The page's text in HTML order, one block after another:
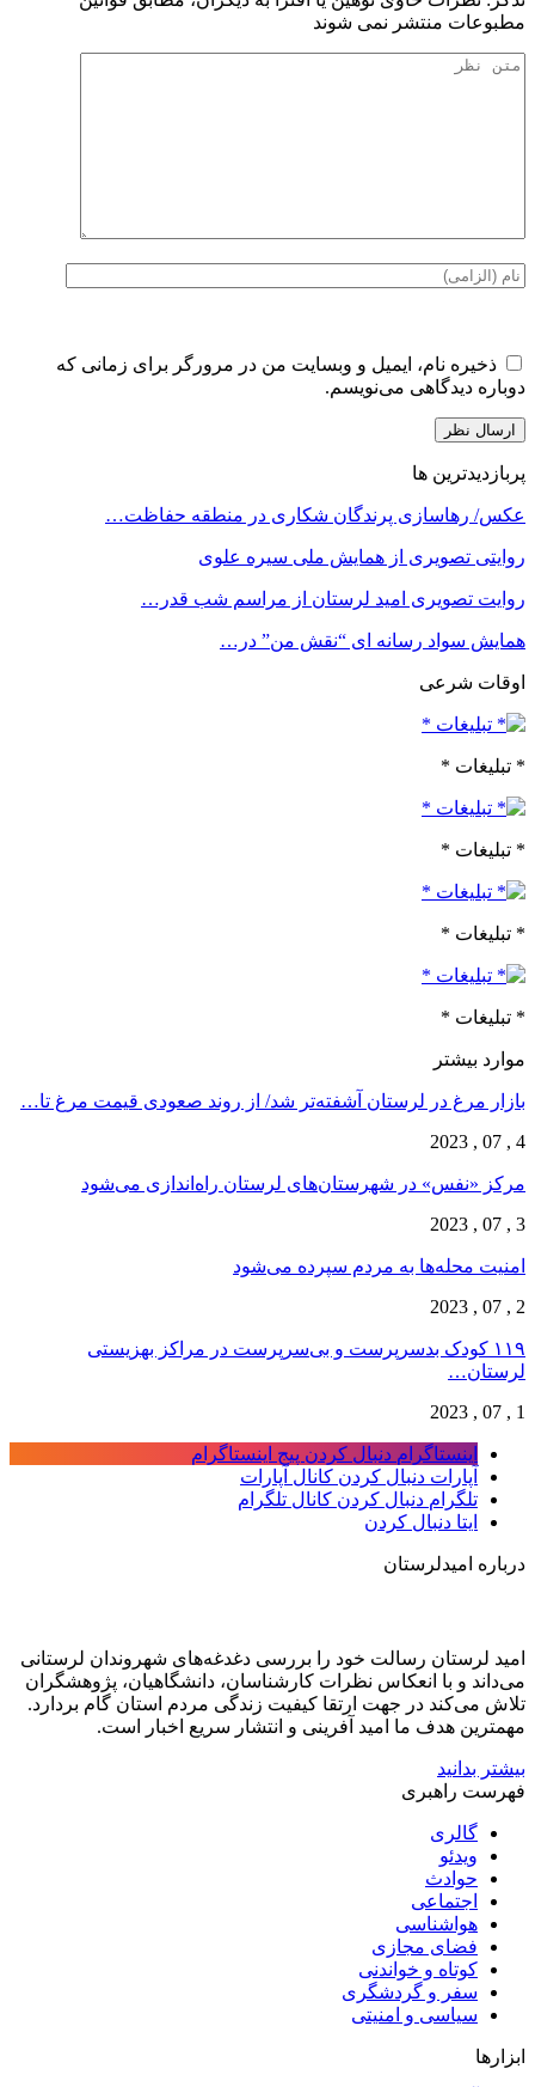
مطبوعات منتشر نمی شوند
ذخیره نام، ایمیل و وبسایت من در مرورگر برای زمانی که
دوباره دیدگاهی می‌نویسم.
پربازدیدترین ها
عکس/ رهاسازی پرندگان شکاری در منطقه حفاظت…
روایتی تصویری از همایش ملی سیره علوی
روایت تصویری امید لرستان از مراسم شب قدر…
همایش سواد رسانه ای “نقش من” در…
اوقات شرعی
* تبلیغات *
* تبلیغات *
* تبلیغات *
* تبلیغات *
موارد بیشتر
بازار مرغ در لرستان آشفته‌تر شد/ از روند صعودی قیمت مرغ تا…
4 , 07 , 2023
مرکز «نفس» در شهرستان‌های لرستان راه‌اندازی می‌شود
3 , 07 , 2023
امنیت محله‌ها به مردم سپرده می‌شود
2 , 07 , 2023
۱۱۹ کودک بدسرپرست و بی‌سرپرست در مراکز بهزیستی
لرستان…
1 , 07 , 2023
اینستاگرام دنبال کردن پیج اینستاگرام
آپارات دنبال کردن کانال آپارات
تلگرام دنبال کردن کانال تلگرام
ایتا دنبال کردن
درباره امیدلرستان
امید لرستان رسالت خود را بررسی دغدغه‌های شهروندان لرستانی
می‌داند و با انعکاس نظرات کارشناسان، دانشگاهیان، پژوهشگران
تلاش می‌کند در جهت ارتقا کیفیت زندگی مردم استان گام بردارد.
مهمترین هدف ما امید آفرینی و انتشار سریع اخبار است.
بیشتر بدانید
فهرست راهبری
گالری
ویدئو
حوادث
اجتماعی
هواشناسی
فضای مجازی
کوتاه و خواندنی
سفر و گردشگری
سیاسی و امنیتی
ابزارها